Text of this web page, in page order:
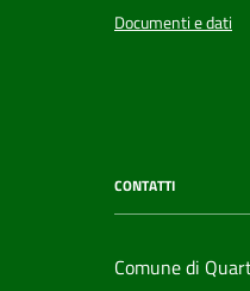
Documenti e dati
CONTATTI
Comune di